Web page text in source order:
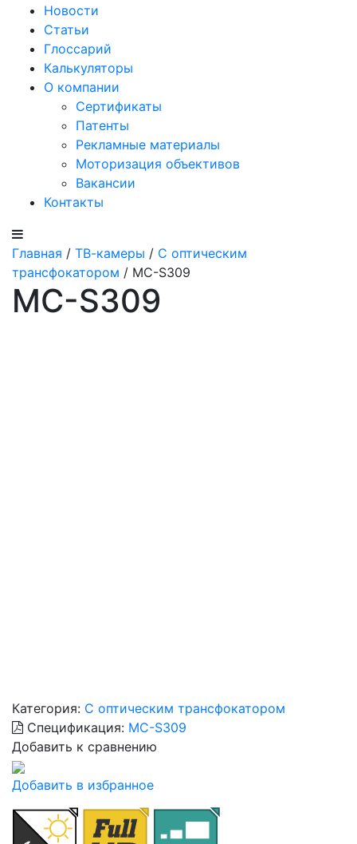
Новости
Статьи
Глоссарий
Калькуляторы
О компании
Сертификаты
Патенты
Рекламные материалы
Моторизация объективов
Вакансии
Контакты
Главная / ТВ-камеры / С оптическим
трансфокатором / MC-S309
MC-S309
Категория: С оптическим трансфокатором
Спецификация: MC-S309
Добавить к сравнению
Добавить в избранное